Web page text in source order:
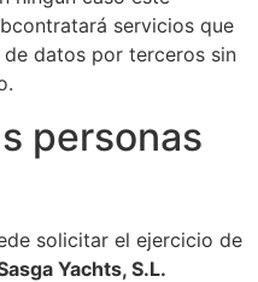
servicios que
datos por terceros sin
personas
solicitar el ejercicio de
Yachts, S.L.​​